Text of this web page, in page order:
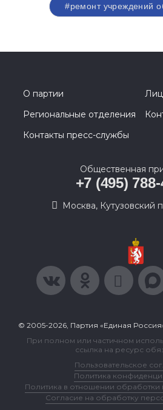
#ремонт учреждений
О партии
Региональные отделения
Контакты пресс-службы
Общественная
+7 (495)
Москва, Кутузовский
© 2005-2026, Партия «Единая
При полном или частичном
ссылка на ресурс
Пользовательское
Политика
Политика в отношении обработки
Согласие на обработку